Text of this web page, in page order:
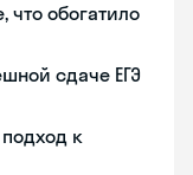
обогатило
сдаче ЕГЭ
к